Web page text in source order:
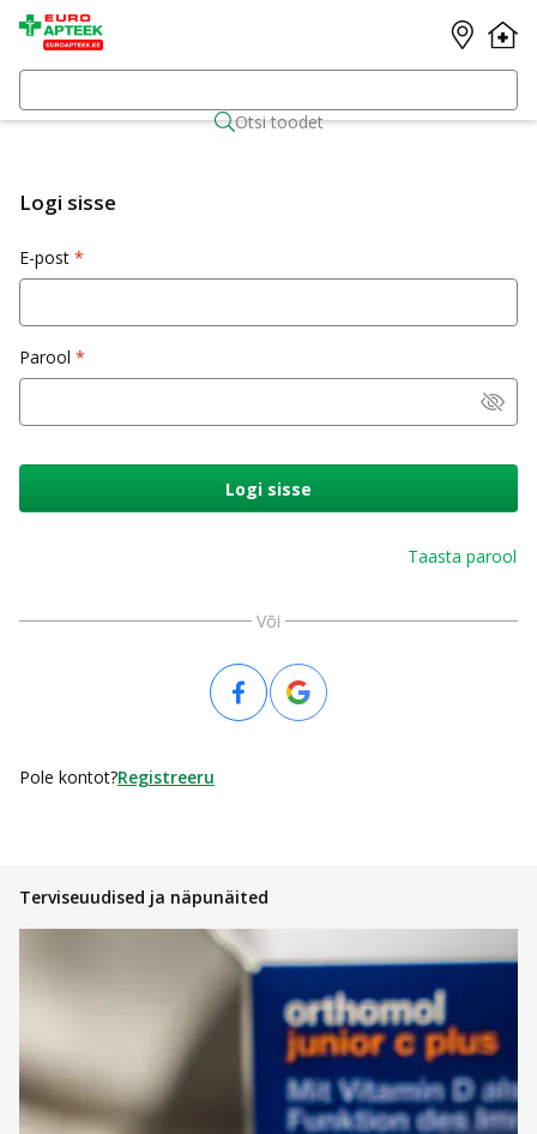
Otsi toodet
Logi sisse
E-post
Parool
Logi sisse
Taasta parool
Või
Pole kontot?Registreeru
Terviseuudised ja näpunäited